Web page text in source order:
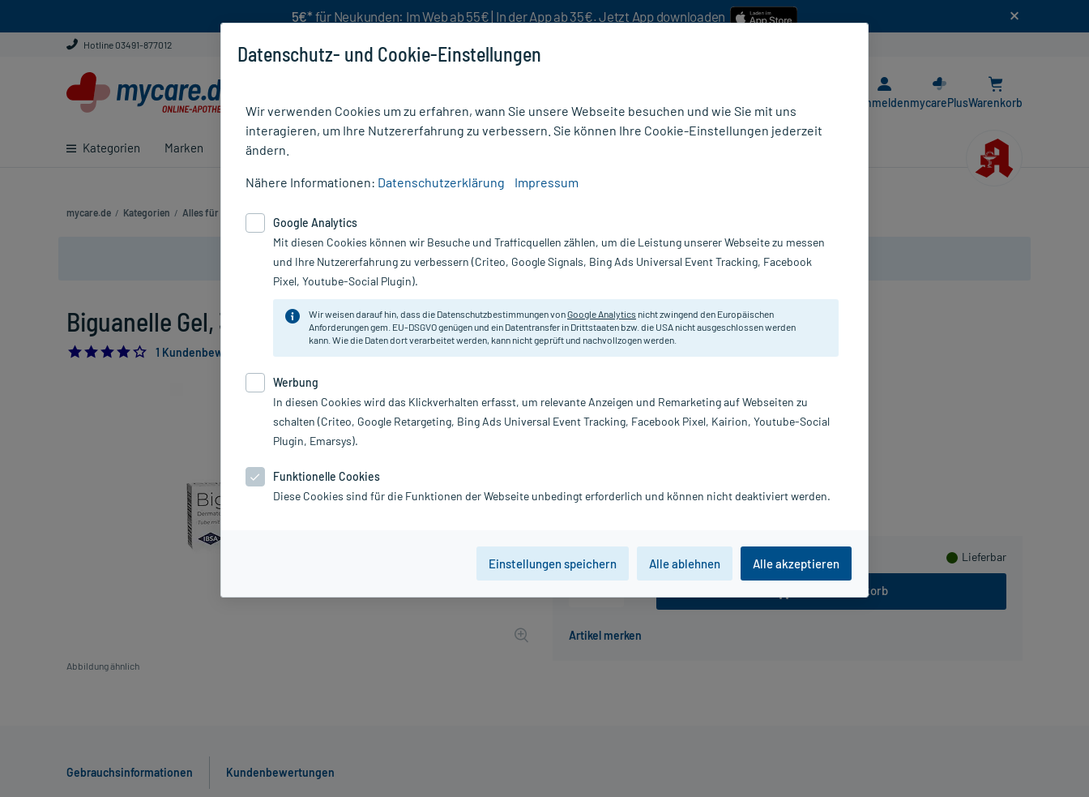
5€* für Neukunden: Im Web ab 55€ | In der App ab 35€. Jetzt App downloaden
Hotline 03491-877012
Kategorien Marken Ratgeber
AnmeldenmycarePlusWarenkorb
mycare.de / Kategorien / Alles für die Frau /
Nur für kurze Zeit:Gratis-Versand* ab 19€ Mindestbestellwert!
Biguanelle Gel, 30 ml
4.0
1 Kundenbewertung*
Abbildung ähnlich
inkl. MwSt. zzgl.Versandkosten
Lieferbar
In den Warenkorb
Gel zur Behandlung von Vulvitis und Balanitis.
Darreichung:
Gel
Hersteller:
IBSA Pharma GmbH
Information:
Beipackzettel als PDF
Gebrauchsinformationen Kundenbewertungen
Datenschutz- und Cookie-Einstellungen
Wir verwenden Cookies um zu erfahren, wann Sie unsere Webseite besuchen und wie Sie mit uns
interagieren, um Ihre Nutzererfahrung zu verbessern. Sie können Ihre Cookie-Einstellungen jederzeit
ändern.
Nähere Informationen: Datenschutzerklärung Impressum
Google Analytics
Mit diesen Cookies können wir Besuche und Trafficquellen zählen, um die Leistung unserer Webseite zu messen
und Ihre Nutzererfahrung zu verbessern (Criteo, Google Signals, Bing Ads Universal Event Tracking, Facebook
Pixel, Youtube-Social Plugin).
Wir weisen darauf hin, dass die Datenschutzbestimmungen vonGoogle Analytics nicht zwingend den Europäischen
Anforderungen gem. EU-DSGVO genügen und ein Datentransfer in Drittstaaten bzw. die USA nicht ausgeschlossen werden
kann. Wie die Daten dort verarbeitet werden, kann nicht geprüft und nachvollzogen werden.
Werbung
In diesen Cookies wird das Klickverhalten erfasst, um relevante Anzeigen und Remarketing auf Webseiten zu
schalten (Criteo, Google Retargeting, Bing Ads Universal Event Tracking, Facebook Pixel, Kairion, Youtube-Social
Plugin, Emarsys).
Funktionelle Cookies
Diese Cookies sind für die Funktionen der Webseite unbedingt erforderlich und können nicht deaktiviert werden.
Einstellungen speichern Alle ablehnen Alle akzeptieren